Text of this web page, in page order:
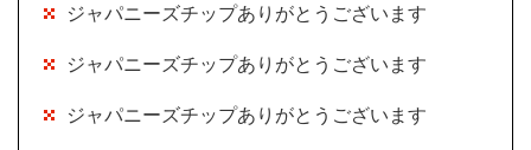
ジャパニーズチップありがとうございます
ジャパニーズチップありがとうございます
ジャパニーズチップありがとうございます